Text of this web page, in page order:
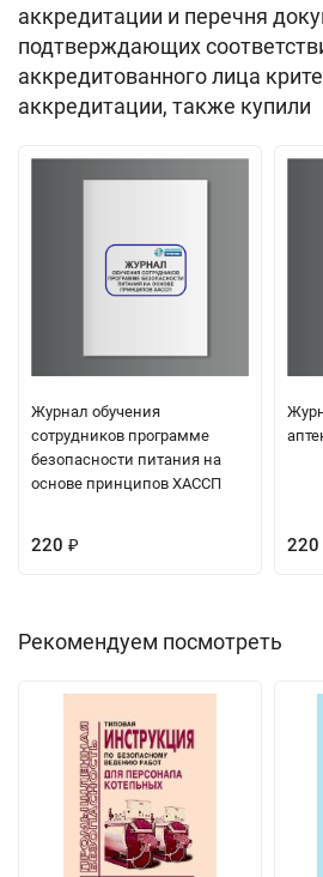
аккредитации и перечня
подтверждающих
аккредитованного лица
аккредитации, также купили
Журнал обучения
сотрудников программе
безопасности питания на
основе принципов ХАССП
220 ₽ 220
Рекомендуем посмотреть